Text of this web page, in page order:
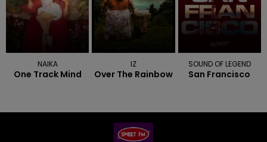
NAIKA
One Track Mind
IZ
Over The Rainbow
SOUND OF LEGEND
San Francisco